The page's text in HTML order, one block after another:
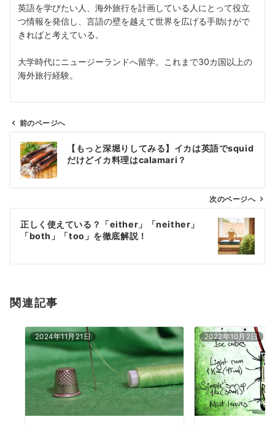
英語を学びたい人、海外旅行を計画している人にとって役立
つ情報を発信し、言語の壁を越えて世界を広げる手助けがで
きればと考えている。
大学時代にニュージーランドへ留学。これまで30カ国以上の
海外旅行経験。
ン
前のページへ
【もっと深堀りしてみる】イカは英語でsquid
だけどイカ料理はcalamari？
次のページへ
正しく使えている？「either」「neither」
「both」「too」を徹底解説！
関連記事
2024年11月21日 2022年10月2日